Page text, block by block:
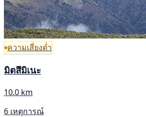
ความเสี่ยงต่ำ
มิตสึมิเนะ
10.0 km
6 เหตุการณ์